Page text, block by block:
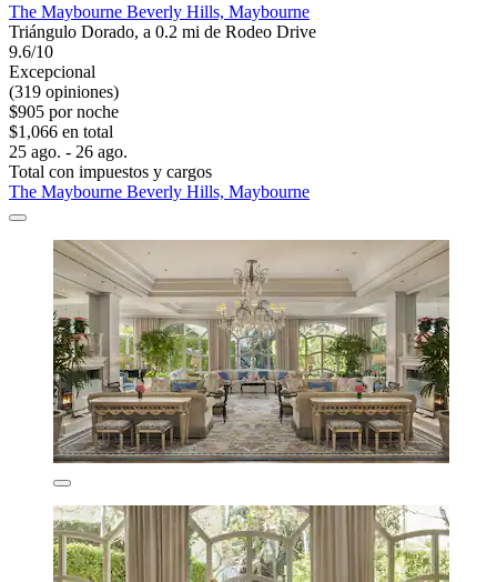
The Maybourne Beverly Hills, Maybourne
Triángulo Dorado, a 0.2 mi de Rodeo Drive
9.6/10
Excepcional
(319 opiniones)
$905 por noche
$1,066 en total
25 ago. - 26 ago.
Total con impuestos y cargos
The Maybourne Beverly Hills, Maybourne